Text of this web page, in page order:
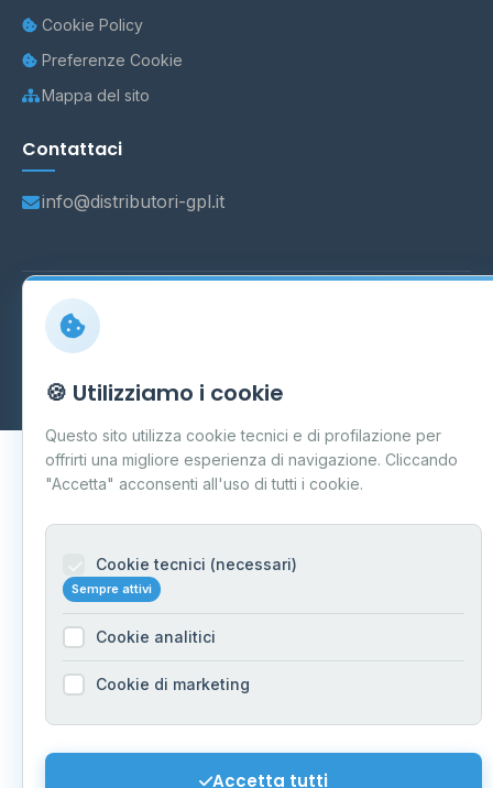
Cookie Policy
Preferenze Cookie
Mappa del sito
Contattaci
info@distributori-gpl.it
© 2026 - Distributori di GPL -
Aggiornamento quotidiano
🍪 Utilizziamo i cookie
Questo sito utilizza cookie tecnici e di profilazione per
offrirti una migliore esperienza di navigazione. Cliccando
"Accetta" acconsenti all'uso di tutti i cookie.
Cookie tecnici (necessari)
Sempre attivi
Cookie analitici
Cookie di marketing
Accetta tutti